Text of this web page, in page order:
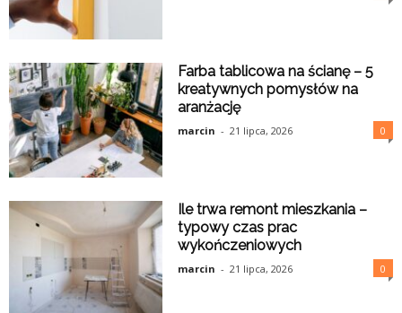
Farba tablicowa na ścianę – 5
kreatywnych pomysłów na
aranżację
marcin - 21 lipca, 2026 0
Ile trwa remont mieszkania –
typowy czas prac
wykończeniowych
marcin - 21 lipca, 2026 0